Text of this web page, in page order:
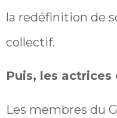
la redéfinition de
collectif.
Puis, les actrices
Les membres du